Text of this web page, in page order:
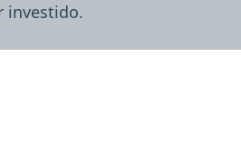
investido.